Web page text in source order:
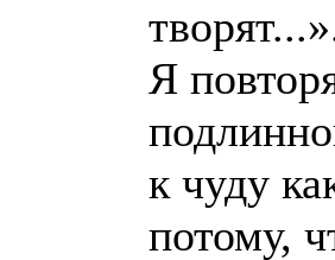
Я
к чуду
потому,